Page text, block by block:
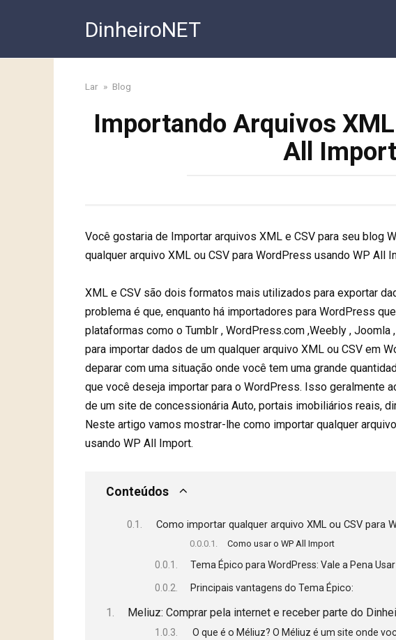
DinheiroNET
Lar » Blog
Importando Arquivos
All Import
Você gostaria de Importar arquivos XML e CSV para seu blog
qualquer arquivo XML ou CSV para WordPress usando WP All
XML e CSV são dois formatos mais utilizados para exportar
problema é que, enquanto há importadores para WordPress
plataformas como o Tumblr , WordPress.com ,Weebly , Joomla
para importar dados de um qualquer arquivo XML ou CSV em
deparar com uma situação onde você tem uma grande
que você deseja importar para o WordPress. Isso geralmente
de um site de concessionária Auto, portais imobiliários reais,
Neste artigo vamos mostrar-lhe como importar qualquer
usando WP All Import.
Conteúdos
Como importar qualquer arquivo XML ou CSV para
Como usar o WP All Import
Tema Épico para WordPress: Vale a Pena
Principais vantagens do Tema Épico:
Meliuz: Comprar pela internet e receber parte do
O que é o Méliuz? O Méliuz é um site onde